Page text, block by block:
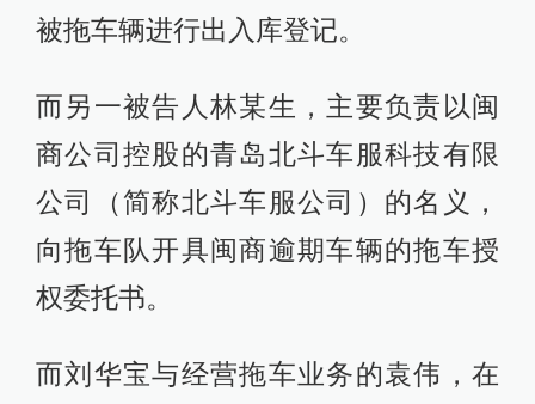
被拖车辆进行出入库登记。
而另一被告人林某生，主要负责以闽
商公司控股的青岛北斗车服科技有限
公司（简称北斗车服公司）的名义，
向拖车队开具闽商逾期车辆的拖车授
权委托书。
而刘华宝与经营拖车业务的袁伟，在